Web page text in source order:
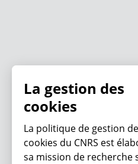
La gestion des
cookies
La politique de gestion
cookies du CNRS est
sa mission de recherche